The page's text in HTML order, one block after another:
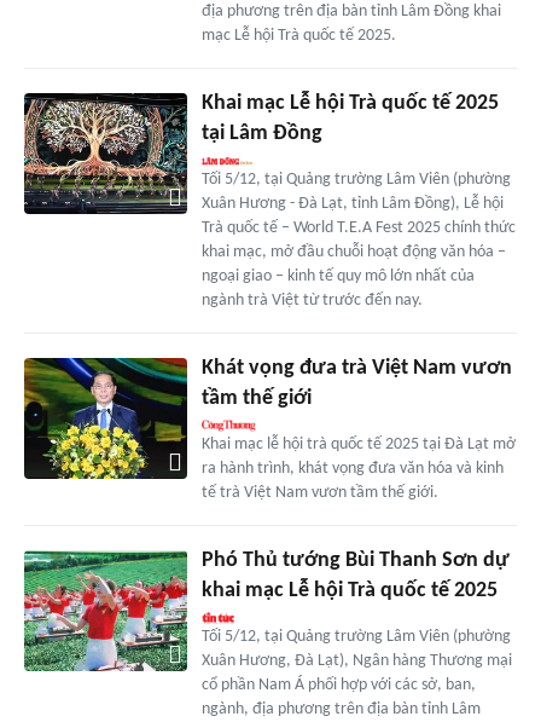
địa phương trên địa bàn tỉnh Lâm Đồng khai
mạc Lễ hội Trà quốc tế 2025.
Khai mạc Lễ hội Trà quốc tế 2025
tại Lâm Đồng
Tối 5/12, tại Quảng trường Lâm Viên (phường
Xuân Hương - Đà Lạt, tỉnh Lâm Đồng), Lễ hội
Trà quốc tế – World T.E.A Fest 2025 chính thức
khai mạc, mở đầu chuỗi hoạt động văn hóa –
ngoại giao – kinh tế quy mô lớn nhất của
ngành trà Việt từ trước đến nay.
Khát vọng đưa trà Việt Nam vươn
tầm thế giới
Khai mạc lễ hội trà quốc tế 2025 tại Đà Lạt mở
ra hành trình, khát vọng đưa văn hóa và kinh
tế trà Việt Nam vươn tầm thế giới.
Phó Thủ tướng Bùi Thanh Sơn dự
khai mạc Lễ hội Trà quốc tế 2025
Tối 5/12, tại Quảng trường Lâm Viên (phường
Xuân Hương, Đà Lạt), Ngân hàng Thương mại
cổ phần Nam Á phối hợp với các sở, ban,
ngành, địa phương trên địa bàn tỉnh Lâm